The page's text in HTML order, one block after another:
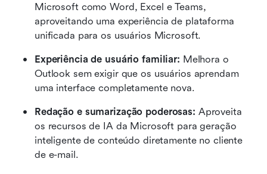
Microsoft como Word, Excel e Teams,
aproveitando uma experiência de plataforma
unificada para os usuários Microsoft.
Experiência de usuário familiar: Melhora o
Outlook sem exigir que os usuários aprendam
uma interface completamente nova.
Redação e sumarização poderosas: Aproveita
os recursos de IA da Microsoft para geração
inteligente de conteúdo diretamente no cliente
de e-mail.